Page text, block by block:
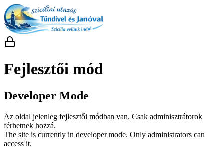
Fejlesztői mód
Developer Mode
Az oldal jelenleg fejlesztői módban van. Csak adminisztrátorok
férhetnek hozzá.
The site is currently in developer mode. Only administrators can
access it.